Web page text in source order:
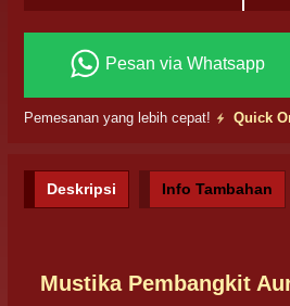
Pesan via Whatsapp
Pemesanan yang lebih cepat! Quick
Deskripsi Info Tambahan
Mustika Pembangkit